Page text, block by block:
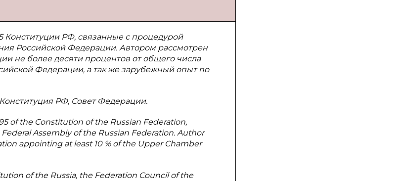
Конституции РФ, связанные с процедурой
Российской Федерации. Автором рассмотрен
не более десяти процентов от общего числа
Федерации, а так же зарубежный опыт по
РФ, Совет Федерации.
of the Constitution of the Russian Federation,
Assembly of the Russian Federation. Author
appointing at least 10 % of the Upper Chamber
of the Russia, the Federation Council of the